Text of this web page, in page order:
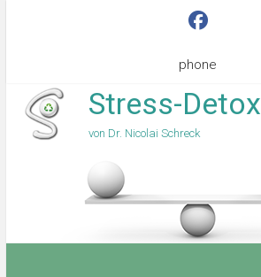
phone
Stress-Detox
von Dr. Nicolai Schreck